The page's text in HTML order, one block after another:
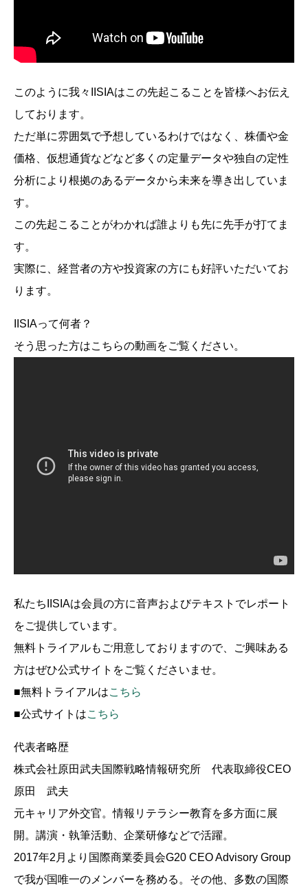
このように我々IISIAはこの先起こることを皆様へお伝え
しております。
ただ単に雰囲気で予想しているわけではなく、株価や金
価格、仮想通貨などなど多くの定量データや独自の定性
分析により根拠のあるデータから未来を導き出していま
す。
この先起こることがわかれば誰よりも先に先手が打てま
す。
実際に、経営者の方や投資家の方にも好評いただいてお
ります。
IISIAって何者？
そう思った方はこちらの動画をご覧ください。
私たちIISIAは会員の方に音声およびテキストでレポート
をご提供しています。
無料トライアルもご用意しておりますので、ご興味ある
方はぜひ公式サイトをご覧くださいませ。
■無料トライアルはこちら
■公式サイトはこちら
代表者略歴
株式会社原田武夫国際戦略情報研究所 代表取締役CEO
原田 武夫
元キャリア外交官。情報リテラシー教育を多方面に展
開。講演・執筆活動、企業研修などで活躍。
2017年2月より国際商業委員会G20 CEO Advisory Group
で我が国唯一のメンバーを務める。その他、多数の国際